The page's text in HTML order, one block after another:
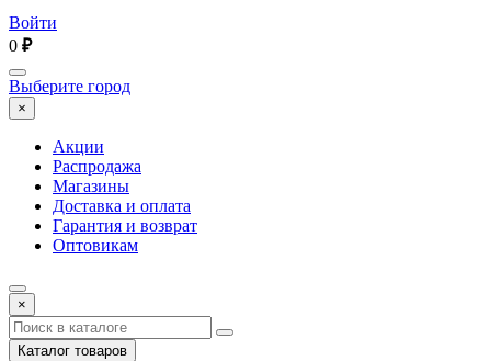
Войти
0 ₽
Выберите город
×
Акции
Распродажа
Магазины
Доставка и оплата
Гарантия и возврат
Оптовикам
×
Каталог товаров